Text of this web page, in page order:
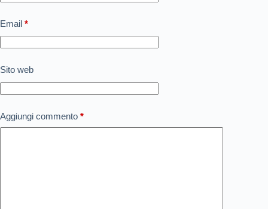
Email *
Sito web
Aggiungi commento *